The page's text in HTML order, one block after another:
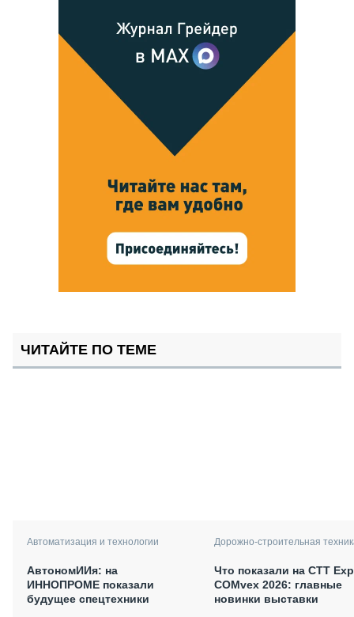
ЧИТАЙТЕ ПО ТЕМЕ
Автоматизация и технологии
АвтономИИя: на
ИННОПРОМЕ показали
будущее спецтехники
Дорожно-строительная
Что показали на CTT
COMvex 2026: главные
новинки выставки